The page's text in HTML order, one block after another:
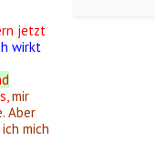
jetzt
wirkt
mir
Aber
mich